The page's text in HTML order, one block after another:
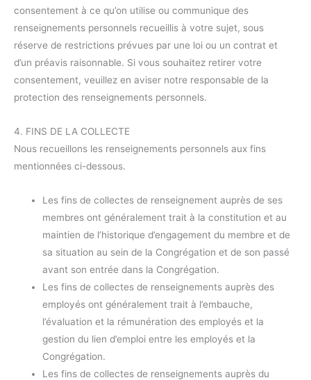
consentement à ce qu’on utilise ou communique des
renseignements personnels recueillis à votre sujet, sous
réserve de restrictions prévues par une loi ou un contrat et
d’un préavis raisonnable. Si vous souhaitez retirer votre
consentement, veuillez en aviser notre responsable de la
protection des renseignements personnels.
4. FINS DE LA COLLECTE
Nous recueillons les renseignements personnels aux fins
mentionnées ci-dessous.
Les fins de collectes de renseignement auprès de ses
membres ont généralement trait à la constitution et au
maintien de l’historique d’engagement du membre et de
sa situation au sein de la Congrégation et de son passé
avant son entrée dans la Congrégation.
Les fins de collectes de renseignements auprès des
employés ont généralement trait à l’embauche,
l’évaluation et la rémunération des employés et la
gestion du lien d’emploi entre les employés et la
Congrégation.
Les fins de collectes de renseignements auprès du